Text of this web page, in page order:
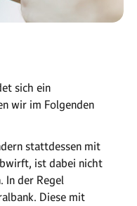
sich ein
wir im Folgenden
stattdessen mit
ist dabei nicht
In der Regel
Diese mit